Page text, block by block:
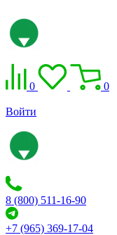
0 0
Войти
8 (800) 511-16-90
+7 (965) 369-17-04